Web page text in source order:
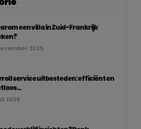
een villa in Zuid-Frankrijk
2025
service uitbesteden: efficiënt en
2025